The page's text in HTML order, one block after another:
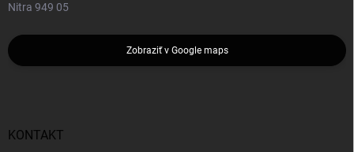
Nitra 949 05
Zobraziť v Google maps
KONTAKT